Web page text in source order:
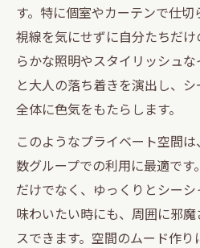
渋谷駅近で個室シー
色気ある空間が叶え
番
道玄坂や円山町の大人時
道玄坂でシーシャを
円山町で大人のため
し
プライベート空間で
大人時間を彩るシー
す。特に個室やカーテンで仕
視線を気にせずに自分たちだ
らかな照明やスタイリッシュ
と大人の落ち着きを演出し、
全体に色気をもたらします。
このようなプライベート空間
数グループでの利用に最適で
だけでなく、ゆっくりとシー
味わいたい時にも、周囲に邪
スできます。空間のムード作